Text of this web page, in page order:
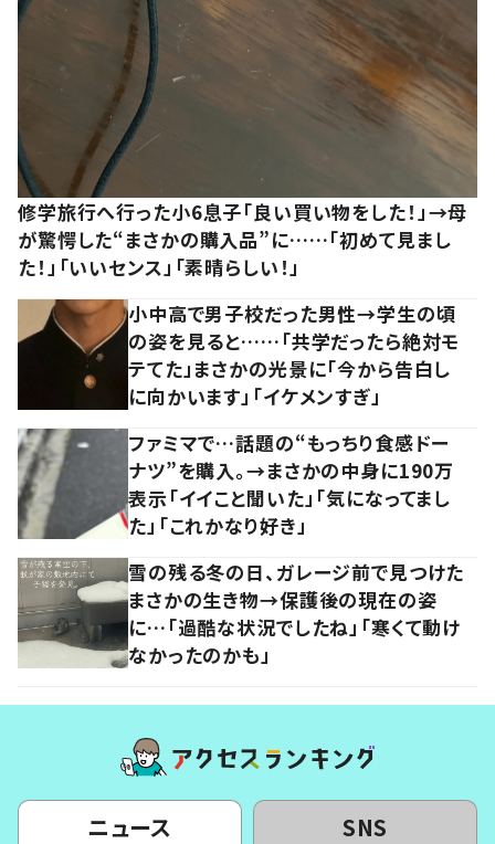
修学旅行へ行った小6息子「良い買い物をした！」→母
が驚愕した“まさかの購入品”に……「初めて見まし
た！」「いいセンス」「素晴らしい！」
小中高で男子校だった男性→学生の頃
の姿を見ると……「共学だったら絶対モ
テてた」まさかの光景に「今から告白し
に向かいます」「イケメンすぎ」
ファミマで…話題の“もっちり食感ドー
ナツ”を購入。→まさかの中身に190万
表示「イイこと聞いた」「気になってまし
た」「これかなり好き」
雪の残る冬の日、ガレージ前で見つけた
まさかの生き物→保護後の現在の姿
に…「過酷な状況でしたね」「寒くて動け
なかったのかも」
ニュース SNS